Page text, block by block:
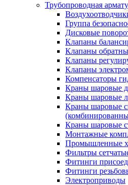
Трубопроводная
Группа
Дисковые
Клапаны
Клапаны
Клапаны
Клапаны
Компенсаторы
Краны шаровые
Краны шаровые
Краны шаровые
Краны шаровые
Монтажные
Промышленные
Фильтры
Фитинги
Фитинги
Электроприводы